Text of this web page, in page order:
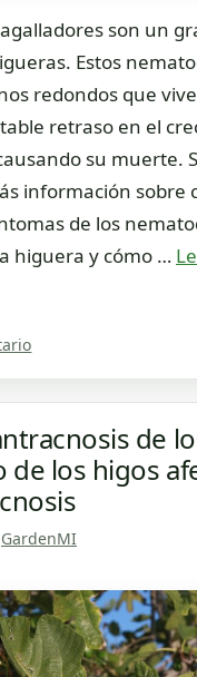
son un
Estos
redondos que
retraso en el
su muerte.
información sobre
de los
higuera y cómo …
de
de los higos
GardenMI